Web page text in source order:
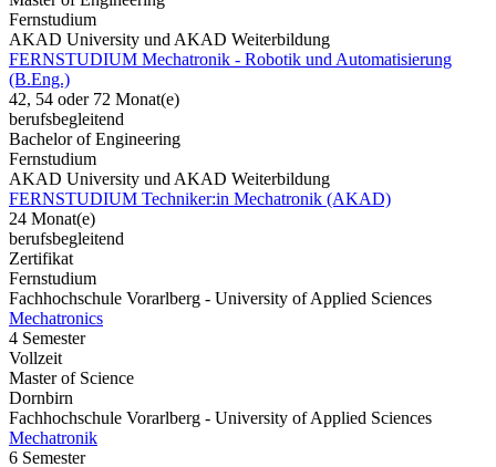
Fernstudium
AKAD University und AKAD Weiterbildung
FERNSTUDIUM Mechatronik - Robotik und Automatisierung
(B.Eng.)
42, 54 oder 72 Monat(e)
berufsbegleitend
Bachelor of Engineering
Fernstudium
AKAD University und AKAD Weiterbildung
FERNSTUDIUM Techniker:in Mechatronik (AKAD)
24 Monat(e)
berufsbegleitend
Zertifikat
Fernstudium
Fachhochschule Vorarlberg - University of Applied Sciences
Mechatronics
4 Semester
Vollzeit
Master of Science
Dornbirn
Fachhochschule Vorarlberg - University of Applied Sciences
Mechatronik
6 Semester